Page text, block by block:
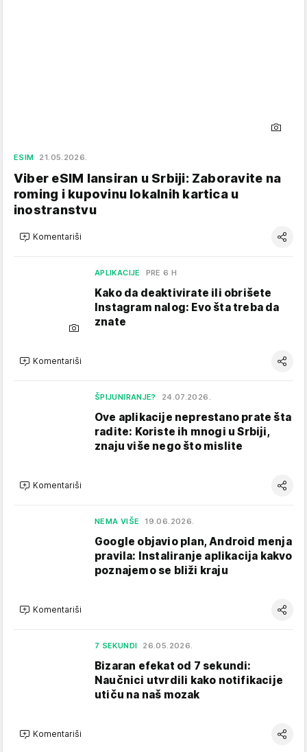
ESIM 21.05.2026.
Viber eSIM lansiran u Srbiji: Zaboravite na
roming i kupovinu lokalnih kartica u
inostranstvu
Komentariši
APLIKACIJE PRE 6 H
Kako da deaktivirate ili obrišete
Instagram nalog: Evo šta treba da
znate
Komentariši
ŠPIJUNIRANJE? 24.07.2026.
Ove aplikacije neprestano prate šta
radite: Koriste ih mnogi u Srbiji,
znaju više nego što mislite
Komentariši
NEMA VIŠE 19.06.2026.
Google objavio plan, Android menja
pravila: Instaliranje aplikacija kakvo
poznajemo se bliži kraju
Komentariši
7 SEKUNDI 26.05.2026.
Bizaran efekat od 7 sekundi:
Naučnici utvrdili kako notifikacije
utiču na naš mozak
Komentariši